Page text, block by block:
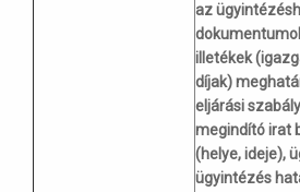
az
illetékek
díjak)
eljárási
megindító irat
(helye, ideje),
ügyintézés